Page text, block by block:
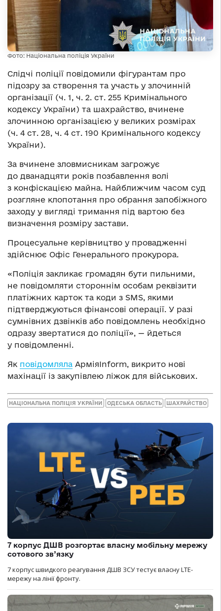
Фото: Національна поліція України
Слідчі поліції повідомили фігурантам про
підозру за створення та участь у злочинній
організації (ч. 1, ч. 2. ст. 255 Кримінального
кодексу України) та шахрайство, вчинене
злочинною організацією у великих розмірах
(ч. 4 ст. 28, ч. 4 ст. 190 Кримінального кодексу
України).
За вчинене зловмисникам загрожує
до дванадцяти років позбавлення волі
з конфіскацією майна. Найближчим часом суд
розгляне клопотання про обрання запобіжного
заходу у вигляді тримання під вартою без
визначення розміру застави.
Процесуальне керівництво у провадженні
здійснює Офіс Генерального прокурора.
«Поліція закликає громадян бути пильними,
не повідомляти стороннім особам реквізити
платіжних карток та коди з SMS, якими
підтверджуються фінансові операції. У разі
сумнівних дзвінків або повідомлень необхідно
одразу звертатися до поліції», — йдеться
у повідомленні.
Як повідомляла АрміяInform, викрито нові
махінації із закупівлею ліжок для військових.
НАЦІОНАЛЬНА ПОЛІЦІЯ УКРАЇНИ ОДЕСЬКА ОБЛАСТЬ ШАХРАЙСТВО
7 корпус ДШВ розгортає власну мобільну мережу
сотового зв’язку
7 корпус швидкого реагування ДШВ ЗСУ тестує власну LTE-
мережу на лінії фронту.